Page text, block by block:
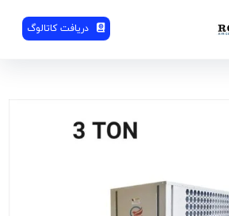
دریافت کاتالوگ